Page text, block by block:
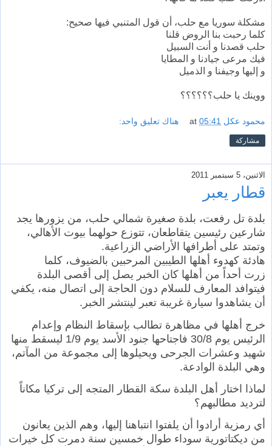
مشكلة سوريا مع حلب، أن قول المتنبي فيها صحيح:
كلما رحبت بنا الروض قلنا
حلب قصدنا و أنت السبيل
فيك مرعى جيادنا و المطايا
و إليها وجيفنا و الذميل
ووينك يا حلب؟؟؟؟؟؟
محمود عكل at 05:41 هناك تعليق واحد:
مشاركة
الاثنين، 5 سبتمبر 2011
قطار يعبر
بلدة تل رفعت، بلدة صغيرة شمالي حلب، من يزورها يجد
شارعين رئيسين يتقاطعان، تتوزع حولهما بيوت الأهالي،
وتمتد على أطرافها الأراضي الزراعية.
هادئة كهدوء أهلها الطيبين المرحبين بالضيوف، كلما
زرت أحداً من أهلها كان الخبر يصل إلى أقصى البلدة
فيتوافد المعارف للسلام دون الحاجة إلى اتصال منه، يكفي
أن يشاهدوا سيارة غريبة تعبر لينتشر الخبر.
خرج أهلها في مظاهرة تطالب بإسقاط النظام وإعدام
الرئيس يوم 30/8 فاجتاحها جنود الأسد يوم 1/9 ليسقط منها
شهيد وعشرات الجرحى ويحيلوها إلى مجموعة من المآتم،
وهي البلدة الوادعة.
لماذا اختار أهل البلدة سكة القطار المتجه إلى تركيا مكاناً
لترديد مطالبهم؟
أي رمزية أرادوا أن يلفتوا انتباهنا إليها، وهم الذين يعانون
من ديكتاتورية سوداء طوال خمسين سنة دمرت كل خيرات